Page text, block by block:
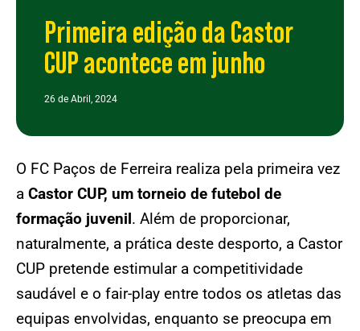
Primeira edição da Castor
CUP acontece em junho
26 de Abril, 2024
O FC Paços de Ferreira realiza pela primeira vez
a Castor CUP, um torneio de futebol de
formação juvenil. Além de proporcionar,
naturalmente, a prática deste desporto, a Castor
CUP pretende estimular a competitividade
saudável e o fair-play entre todos os atletas das
equipas envolvidas, enquanto se preocupa em